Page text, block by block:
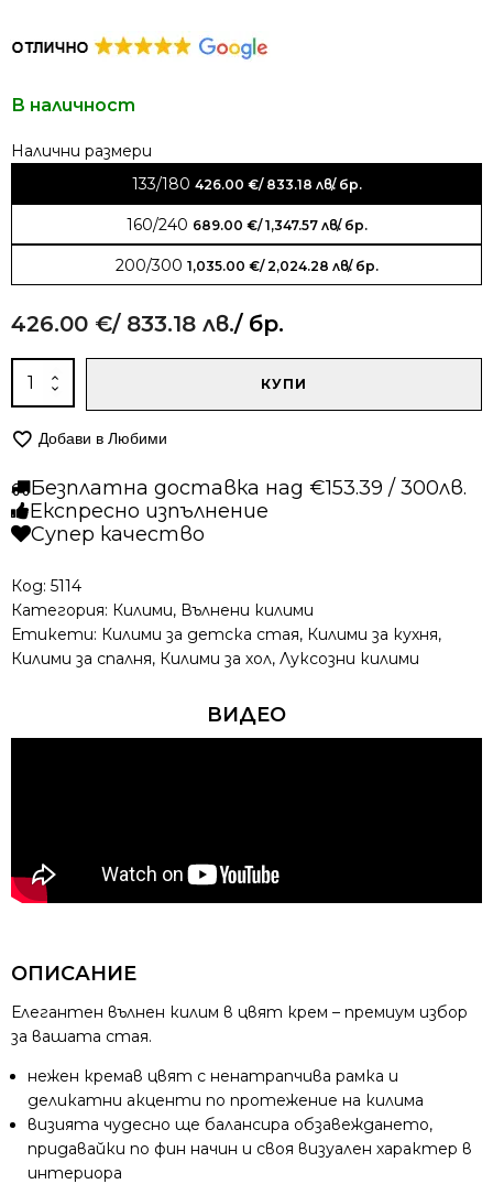
В наличност
133/180 426.00 €/ 833.18 лв./ бр.
160/240 689.00 €/ 1,347.57 лв./ бр.
200/300 1,035.00 €/ 2,024.28 лв./ бр.
426.00 €/ 833.18 лв./ бр.
количество
килим
915
КУПИ
Alternative:
Добави в Любими
Безплатна доставка над €153.39 / 300лв.
Експресно изпълнение
Супер качество
Код: 5114
Категория: Килими, Вълнени килими
Етикети: Килими за детска стая, Килими за кухня,
Килими за спалня, Килими за хол, Луксозни килими
ВИДЕО
ОПИСАНИЕ
Елегантен вълнен килим в цвят крем – премиум избор
за вашата стая.
нежен кремав цвят с ненатрапчива рамка и
деликатни акценти по протежение на килима
визията чудесно ще балансира обзавеждането,
придавайки по фин начин и своя визуален характер в
интериора